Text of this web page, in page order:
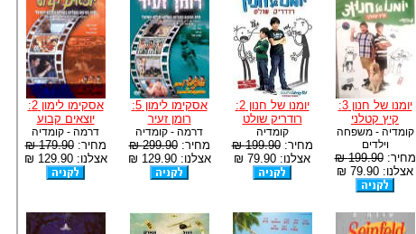
יומנו של חנון 3:
קיץ קטלני
קומדיה - משפחה
וילדים
מחיר:199.90 ₪
אצלנו: 79.90 ₪
יומנו של חנון 2:
רודריק שולט
קומדיה
מחיר:199.90 ₪
אצלנו: 79.90 ₪
אסקימו לימון 5:
רומן זעיר
דרמה - קומדיה
מחיר:299.90 ₪
אצלנו: 129.90 ₪
אסקימו לימון 2:
יוצאים קבוע
דרמה - קומדיה
מחיר:179.90 ₪
אצלנו: 129.90 ₪